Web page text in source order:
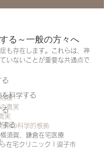
る
を科学する
る
する
る～一般の方々へ
も存在します。これらは、神
いないことが重要な共通点で
療
真実
実
果の科学的根拠
須賀、鎌倉在宅医療
在宅クリニック | 逗子市